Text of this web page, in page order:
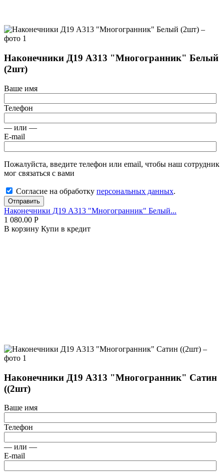
Наконечники Д19 А313 "Многогранник" Белый
(2шт)
Ваше имя
Телефон
— или —
E-mail
Пожалуйста, введите телефон или email, чтобы наш сотрудник
мог связаться с вами
Согласие на обработку персональных данных.
Отправить
Наконечники Д19 А313 "Многогранник" Белый...
1 080.00 Р
В корзину Купи в кредит
Наконечники Д19 А313 "Многогранник" Сатин
((2шт)
Ваше имя
Телефон
— или —
E-mail